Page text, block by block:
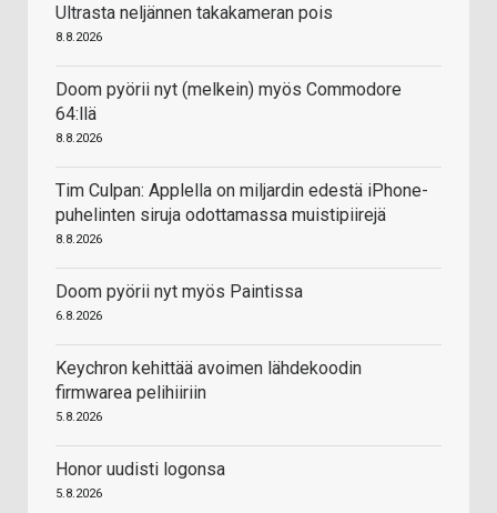
Ultrasta neljännen takakameran pois
8.8.2026
Doom pyörii nyt (melkein) myös Commodore
64:llä
8.8.2026
Tim Culpan: Applella on miljardin edestä iPhone-
puhelinten siruja odottamassa muistipiirejä
8.8.2026
Doom pyörii nyt myös Paintissa
6.8.2026
Keychron kehittää avoimen lähdekoodin
firmwarea pelihiiriin
5.8.2026
Honor uudisti logonsa
5.8.2026